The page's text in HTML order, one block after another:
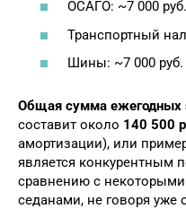
ОСАГО: ~7 000 руб.
Транспортный
Шины: ~7 000 руб.
Общая сумма ежегодных
составит около 140 500
амортизации), или
является конкурентным
сравнению с
седанами, не говоря уже